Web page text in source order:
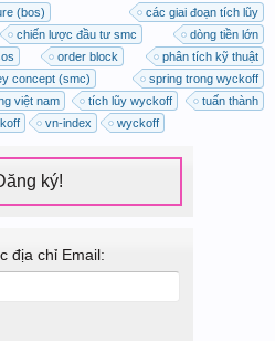
(bos)
các giai đoạn tích lũy
chiến lược đầu tư smc
dòng tiền lớn
order block
phân tích kỹ thuật
concept (smc)
spring trong wyckoff
việt nam tích lũy wyckoff
tuấn thành
vn-index wyckoff
ký!
địa chỉ Email: